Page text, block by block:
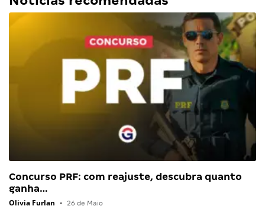
Concurso PRF: com reajuste, descubra quanto
ganha…
Olivia Furlan • 26 de Maio